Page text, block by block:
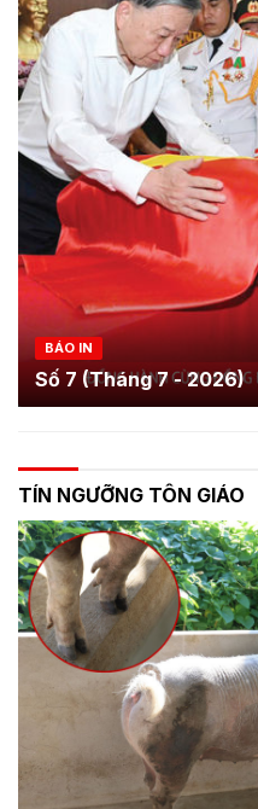
BÁO IN
Số 6 (Tháng 6 - 2026)
TÍN NGƯỠNG TÔN GIÁO